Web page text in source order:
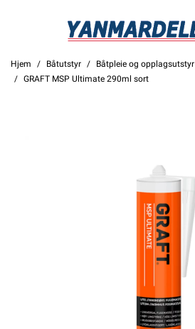
Hjem Båtutstyr Båtpleie og opplagsutstyr
GRAFT MSP Ultimate 290ml sort